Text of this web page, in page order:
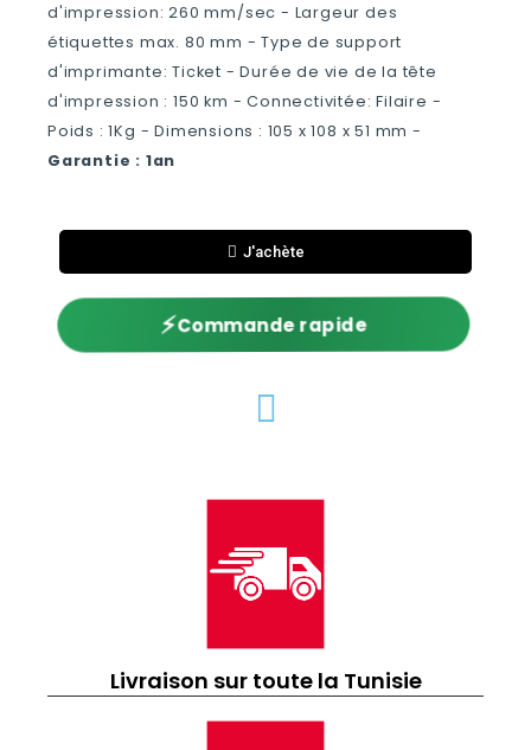
d'impression: 260 mm/sec - Largeur des
étiquettes max. 80 mm - Type de support
d'imprimante: Ticket - Durée de vie de la tête
d'impression : 150 km - Connectivitée: Filaire -
Poids : 1Kg - Dimensions : 105 x 108 x 51 mm -
Garantie : 1an
J'achète
⚡Commande rapide
Livraison sur toute la Tunisie